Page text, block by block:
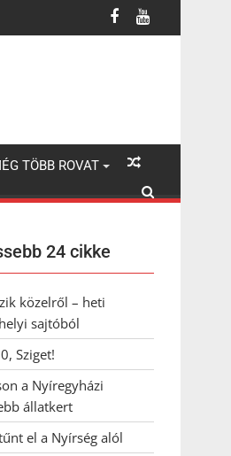
TÖBB ROVAT
24 cikke
közelről – heti
sajtóból
Sziget!
a Nyíregyházi
állatkert
el a Nyírség alól